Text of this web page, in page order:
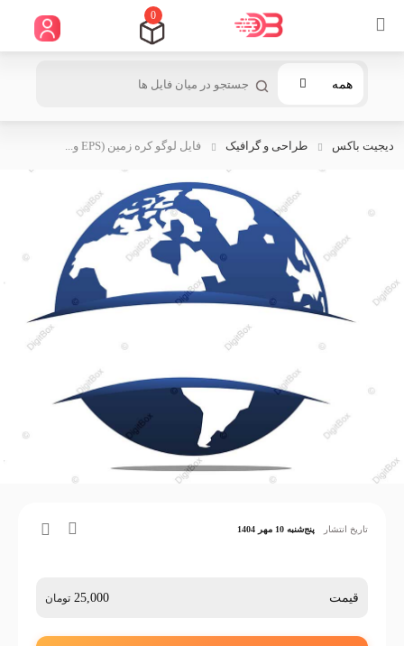
0
همه
دیجیت باکس طراحی و گرافیک فایل لوگو کره زمین (EPS و...
تاریخ انتشار پنج‌شنبه 10 مهر 1404
قیمت 25,000 تومان